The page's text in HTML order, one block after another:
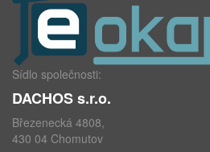
Sídlo společnosti:
DACHOS s.r.o.
Březenecká 4808,
430 04 Chomutov